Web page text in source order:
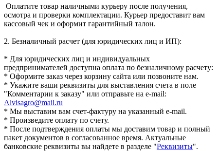
Оплатите товар наличными курьеру после получения,
осмотра и проверки комплектации. Курьер предоставит вам
кассовый чек и оформит гарантийный талон.
2. Безналичный расчет (для юридических лиц и ИП):
* Для юридических лиц и индивидуальных
предпринимателей доступна оплата по безналичному расчету:
* Оформите заказ через корзину сайта или позвоните нам.
* Укажите ваши реквизиты для выставления счета в поле
"Комментарии к заказу" или отправьте на e-mail:
Alvisagro@mail.ru
* Мы выставим вам счет-фактуру на указанный e-mail.
* Произведите оплату по счету.
* После подтверждения оплаты мы доставим товар и полный
пакет документов в согласованное время. Актуальные
банковские реквизиты вы найдете в разделе "Реквизиты".